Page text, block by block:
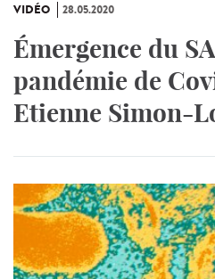
VIDÉO 28.05.2020
Émergence du
pandémie de
Etienne Simon-